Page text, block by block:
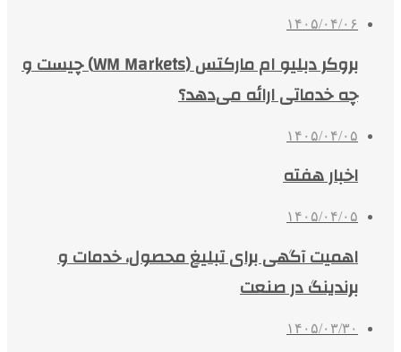
۱۴۰۵/۰۴/۰۶
بروکر دبلیو ام مارکتس (WM Markets) چیست و
چه خدماتی ارائه می‌دهد؟
۱۴۰۵/۰۴/۰۵
اخبار هفته
۱۴۰۵/۰۴/۰۵
اهمیت آگهی برای تبلیغ محصول، خدمات و
برندینگ در صنعت
۱۴۰۵/۰۳/۳۰